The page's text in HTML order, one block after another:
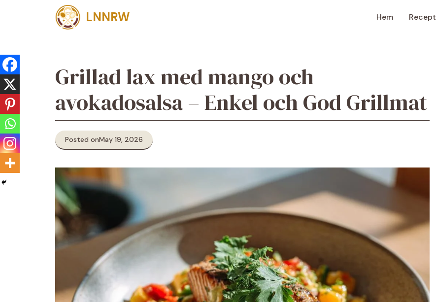
LNNRW Hem Recept
Grillad lax med mango och
avokadosalsa – Enkel och God Grillmat
Posted onMay 19, 2026